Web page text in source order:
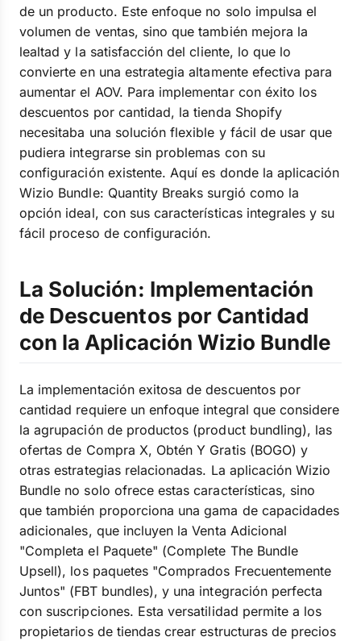
de un producto. Este enfoque no solo impulsa el
volumen de ventas, sino que también mejora la
lealtad y la satisfacción del cliente, lo que lo
convierte en una estrategia altamente efectiva para
aumentar el AOV. Para implementar con éxito los
descuentos por cantidad, la tienda Shopify
necesitaba una solución flexible y fácil de usar que
pudiera integrarse sin problemas con su
configuración existente. Aquí es donde la aplicación
Wizio Bundle: Quantity Breaks surgió como la
opción ideal, con sus características integrales y su
fácil proceso de configuración.
La Solución: Implementación
de Descuentos por Cantidad
con la Aplicación Wizio Bundle
La implementación exitosa de descuentos por
cantidad requiere un enfoque integral que considere
la agrupación de productos (product bundling), las
ofertas de Compra X, Obtén Y Gratis (BOGO) y
otras estrategias relacionadas. La aplicación Wizio
Bundle no solo ofrece estas características, sino
que también proporciona una gama de capacidades
adicionales, que incluyen la Venta Adicional
"Completa el Paquete" (Complete The Bundle
Upsell), los paquetes "Comprados Frecuentemente
Juntos" (FBT bundles), y una integración perfecta
con suscripciones. Esta versatilidad permite a los
propietarios de tiendas crear estructuras de precios